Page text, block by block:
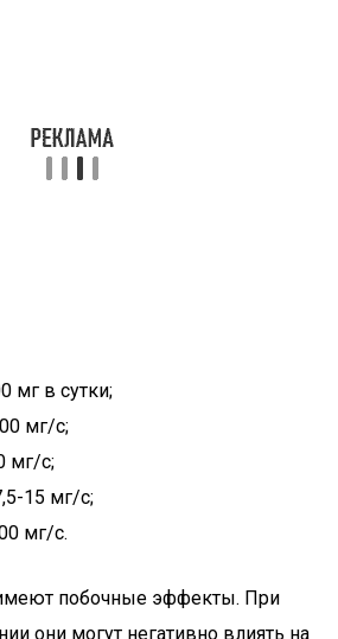
мг в сутки;
мг/с;
мг/с;
15 мг/с;
мг/с.
побочные эффекты. При
они могут негативно влиять на